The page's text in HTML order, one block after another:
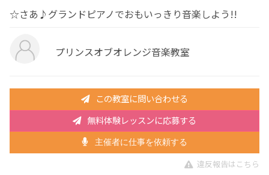
☆さあ♪グランドピアノでおもいっきり音楽しよう!!
プリンスオブオレンジ音楽教室
この教室に問い合わせる
無料体験レッスンに応募する
主催者に仕事を依頼する
違反報告はこちら